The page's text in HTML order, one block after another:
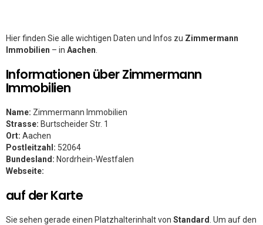
Hier finden Sie alle wichtigen Daten und Infos zu Zimmermann
Immobilien – in Aachen
Informationen über Zimmermann
Immobilien
Name: Zimmermann Immobilien
Strasse: Burtscheider Str. 1
Ort: Aachen
Postleitzahl: 52064
Bundesland: Nordrhein-Westfalen
Webseite:
auf der Karte
Sie sehen gerade einen Platzhalterinhalt von Standard . Um auf den